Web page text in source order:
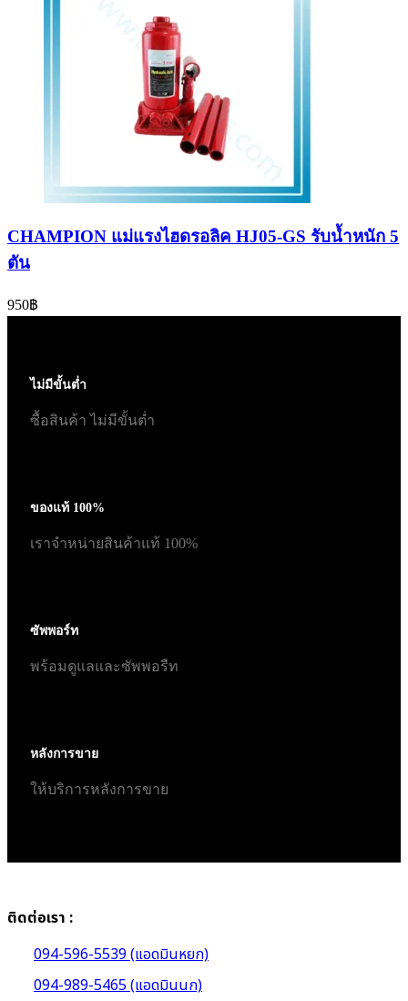
CHAMPION แม่แรงไฮดรอลิค HJ05-GS รับน้ำหนัก 5
ตัน
950฿
ไม่มีขั้นต่ำ
ซื้อสินค้า ไม่มีขั้นต่ำ
ของแท้ 100%
เราจำหน่ายสินค้าแท้ 100%
ซัพพอร์ท
พร้อมดูแลและซัพพอรืท
หลังการขาย
ให้บริการหลังการขาย
ติดต่อเรา :
094-596-5539 (แอดมินหยก)
094-989-5465 (แอดมินนก)